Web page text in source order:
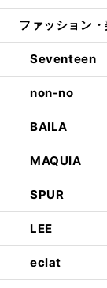
ファッション
Seventeen
non-no
BAILA
MAQUIA
SPUR
LEE
eclat